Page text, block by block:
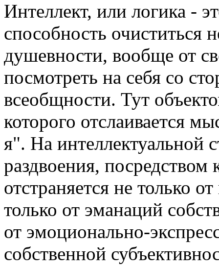
Интеллект, или логика -
способность очиститься
душевности, вообще от
посмотреть на себя со
всеобщности. Тут
которого отслаивается
я". На интеллектуальной
раздвоения,
отстраняется не только
только от эманаций
от эмоционально-
собственной